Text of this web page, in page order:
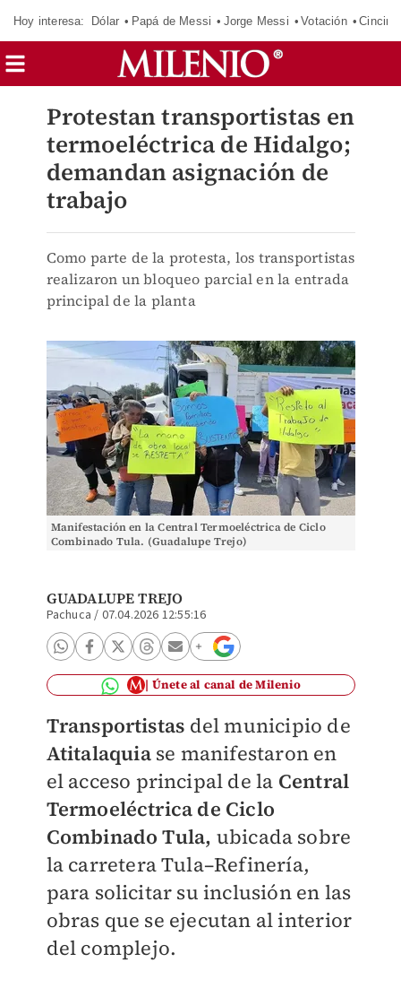
Hoy interesa: Dólar Papá de Messi Jorge Messi Votación
Protestan transportistas en
termoeléctrica de Hidalgo;
demandan asignación de
trabajo
Como parte de la protesta, los transportistas
realizaron un bloqueo parcial en la entrada
principal de la planta
Manifestación en la Central Termoeléctrica de Ciclo
Combinado Tula. (Guadalupe Trejo)
GUADALUPE TREJO
Pachuca / 07.04.2026 12:55:16
Únete al canal de Milenio
Transportistas del municipio de
Atitalaquiase manifestaron en
el acceso principal de la Central
Termoeléctrica de Ciclo
Combinado Tula, ubicada sobre
la carretera Tula–Refinería,
para solicitar su inclusión en las
obras que se ejecutan al interior
del complejo.